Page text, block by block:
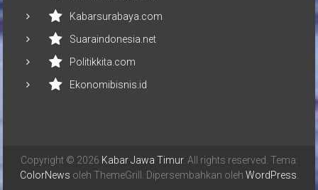
Kabarsurabaya.com
Suaraindonesia.net
Politikkita.com
Ekonomibisnis.id
Copyright © 2026 Kabar Jawa Timur. All rights reserved. Tema:
ColorNews oleh ThemeGrill. Dipersembahkan oleh WordPress.